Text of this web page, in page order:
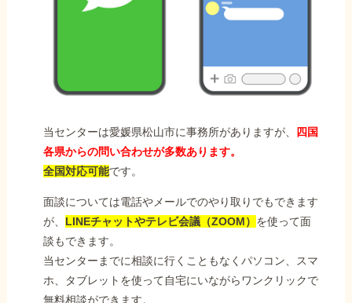
当センターは愛媛県松山市に事務所がありますが、
四国
各県からの問い合わせが多数あります。
全国対応可能です。
面談については電話やメールでのやり取りでもできます
が、 LINEチャットやテレビ会議（ZOOM） を使って面
談もできます。
当センターまでに相談に行くこともなくパソコン、スマ
ホ、タブレットを使って自宅にいながらワンクリックで
無料相談ができます。